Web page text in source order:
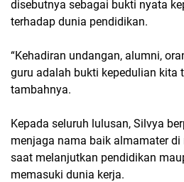
disebutnya sebagai bukti nyata
terhadap dunia pendidikan.
“Kehadiran undangan, alumni,
guru adalah bukti kepedulian kita
tambahnya.
Kepada seluruh lulusan, Silvya
menjaga nama baik almamater
saat melanjutkan pendidikan
memasuki dunia kerja.